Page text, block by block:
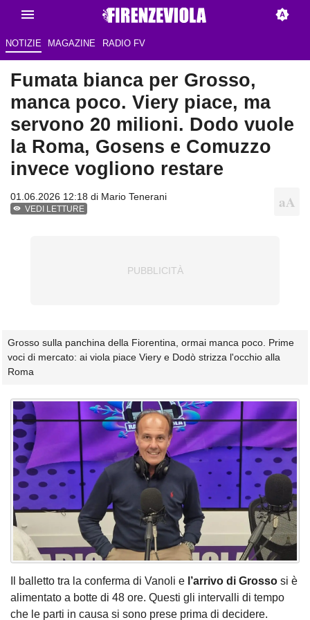
NOTIZIE MAGAZINE RADIO FV
Fumata bianca per Grosso,
manca poco. Viery piace, ma
servono 20 milioni. Dodo vuole
la Roma, Gosens e Comuzzo
invece vogliono restare
01.06.2026 12:18 di Mario Tenerani
VEDI LETTURE
Grosso sulla panchina della Fiorentina, ormai manca poco. Prime
voci di mercato: ai viola piace Viery e Dodò strizza l'occhio alla
Roma
Il balletto tra la conferma di Vanoli e l’arrivo di Grosso si è
alimentato a botte di 48 ore. Questi gli intervalli di tempo
che le parti in causa si sono prese prima di decidere.